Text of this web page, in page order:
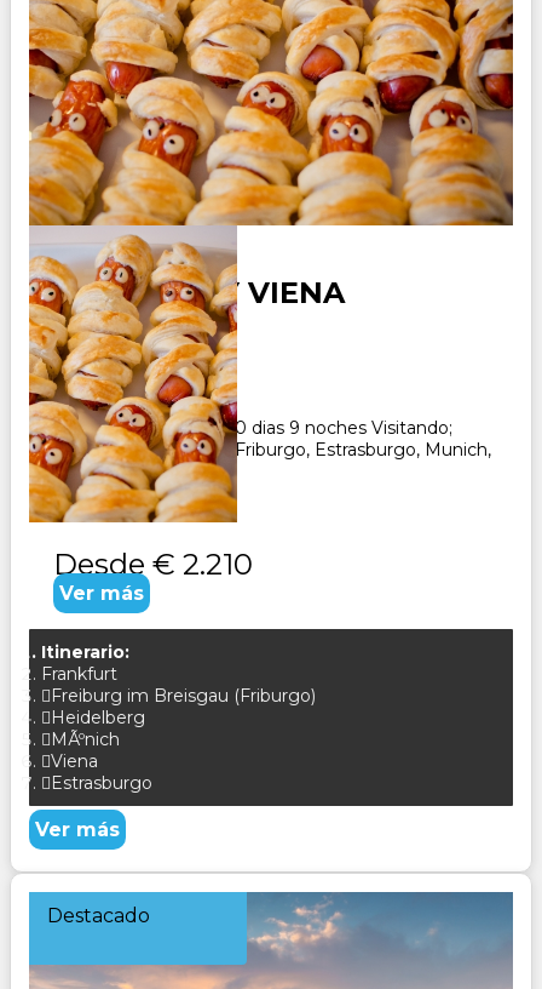
ALEMANIA Y VIENA
Duración:
10Días9Noches
Paquete Turistico de 10 dias 9 noches Visitando;
Frankfurt, Heidelberg, Friburgo, Estrasburgo, Munich,
Viena,
Desde € 2.210
Ver más
Itinerario:
Frankfurt
Freiburg im Breisgau (Friburgo)
Heidelberg
MÃºnich
Viena
Estrasburgo
Ver más
Destacado